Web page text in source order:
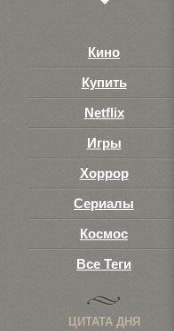
Кино
Купить
Netflix
Игры
Хоррор
Сериалы
Космос
Все Теги
ЦИТАТА ДНЯ